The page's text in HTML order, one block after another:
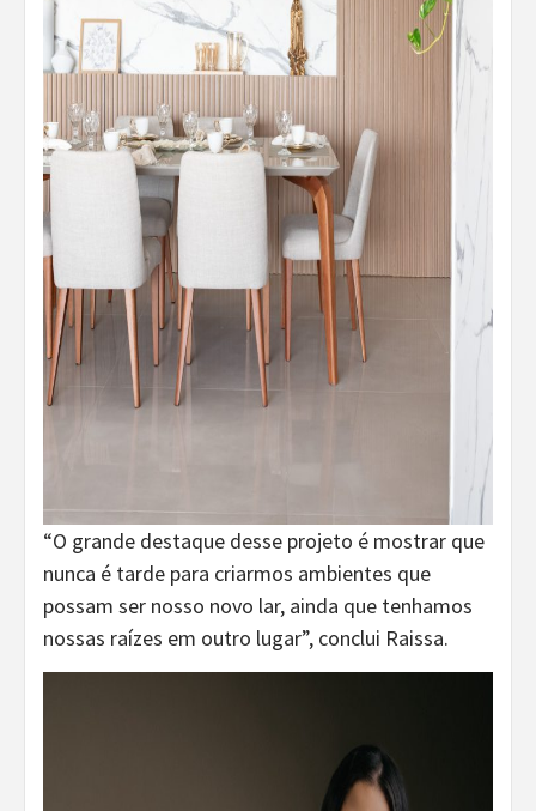
“O grande destaque desse projeto é mostrar que
nunca é tarde para criarmos ambientes que
possam ser nosso novo lar, ainda que tenhamos
nossas raízes em outro lugar”, conclui Raissa.